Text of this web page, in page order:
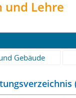
und Lehre
Gebäude